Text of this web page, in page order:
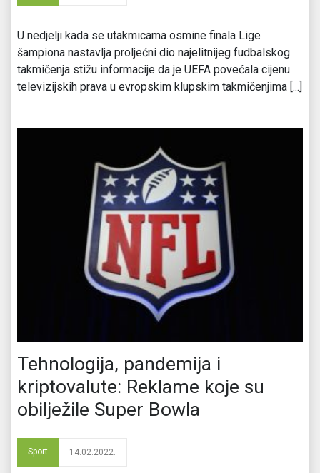
U nedjelji kada se utakmicama osmine finala Lige
šampiona nastavlja proljećni dio najelitnijeg fudbalskog
takmičenja stižu informacije da je UEFA povećala cijenu
televizijskih prava u evropskim klupskim takmičenjima [...]
Tehnologija, pandemija i
kriptovalute: Reklame koje su
obilježile Super Bowla
Sport 14.02.2022.